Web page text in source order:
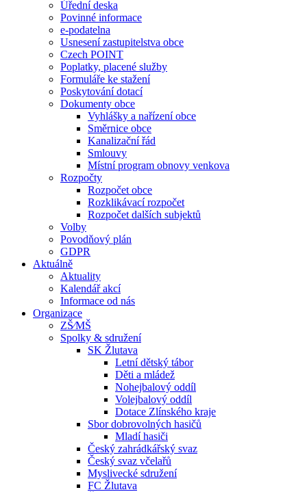
Úřední deska
Povinné informace
e-podatelna
Usnesení zastupitelstva obce
Czech POINT
Poplatky, placené služby
Formuláře ke stažení
Poskytování dotací
Dokumenty obce
Vyhlášky a nařízení obce
Směrnice obce
Kanalizační řád
Smlouvy
Místní program obnovy venkova
Rozpočty
Rozpočet obce
Rozklikávací rozpočet
Rozpočet dalších subjektů
Volby
Povodňový plán
GDPR
Aktuálně
Aktuality
Kalendář akcí
Informace od nás
Organizace
ZŠ⁄MŠ
Spolky & sdružení
SK Žlutava
Letní dětský tábor
Děti a mládež
Nohejbalový oddíl
Volejbalový oddíl
Dotace Zlínského kraje
Sbor dobrovolných hasičů
Mladí hasiči
Český zahrádkářský svaz
Český svaz včelařů
Myslivecké sdružení
FC Žlutava